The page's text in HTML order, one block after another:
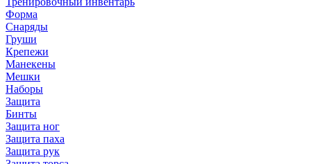
Форма
Снаряды
Груши
Крепежи
Манекены
Мешки
Наборы
Защита
Бинты
Защита ног
Защита паха
Защита рук